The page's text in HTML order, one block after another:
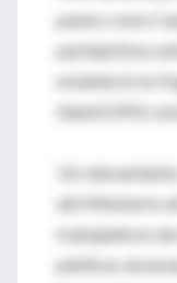
países como
paridad (tres
estableció la
Salud (OPS)
Un
del Ministerio
trabajadores
públicas